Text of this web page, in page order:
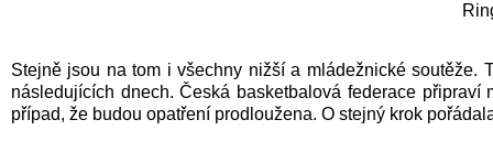
Stejně jsou na tom i všechny nižší a mládežnické soutěže.
následujících dnech. Česká basketbalová federace
případ, že budou opatření prodloužena. O stejný krok